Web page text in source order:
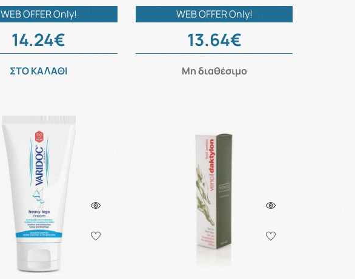
WEB OFFER Only!
14.24€
ΣΤΟ ΚΑΛΑΘΙ
WEB OFFER Only!
13.64€
Μη διαθέσιμο